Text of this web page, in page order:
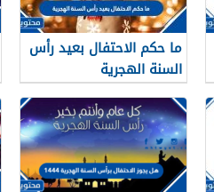
ما حكم الاحتفال بعيد رأس
السنة الهجرية